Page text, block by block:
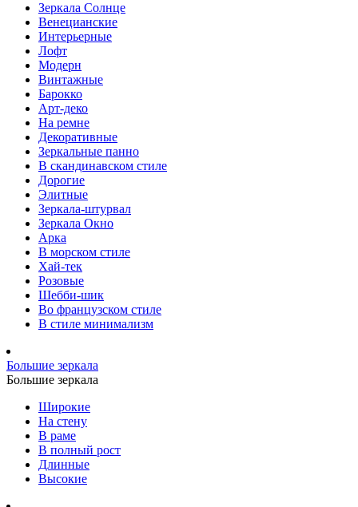
Зеркала Солнце
Венецианские
Интерьерные
Лофт
Модерн
Винтажные
Барокко
Арт-деко
На ремне
Декоративные
Зеркальные панно
В скандинавском стиле
Дорогие
Элитные
Зеркала-штурвал
Зеркала Окно
Арка
В морском стиле
Хай-тек
Розовые
Шебби-шик
Во французском стиле
В стиле минимализм
Большие зеркала
Большие зеркала
Широкие
На стену
В раме
В полный рост
Длинные
Высокие